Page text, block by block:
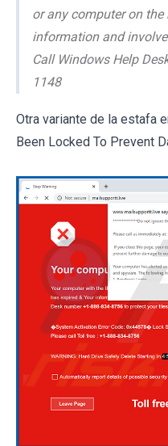
or any computer on
information and
Call Windows Help
1148
Otra variante de la estafa
Been Locked To Prevent